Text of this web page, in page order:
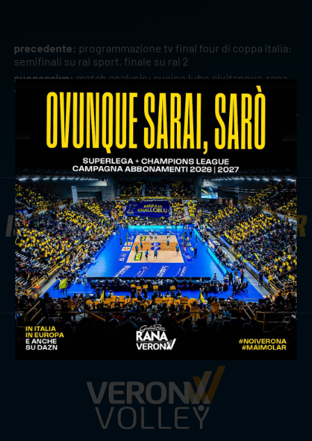
precedente: programmazione tv final four di coppa italia:
semifinali su rai sport, finale su rai 2
successivo: match analysis: cucine lube civitanova-rana
verona in sintesi
news prima squadra
ISCRIVITI ALLANEWSLETTER
ISCRIVITI ORA